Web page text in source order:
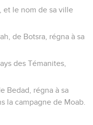
et le nom de sa ville
de Botsra, régna à sa
des Témanites,
Bedad, régna à sa
la campagne de Moab.